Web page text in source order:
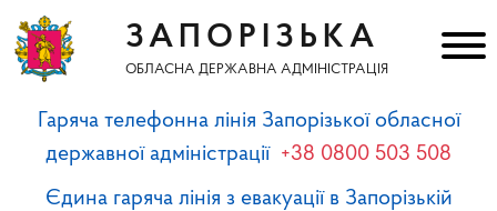
ЗАПОРІЗЬКА
ОБЛАСНА ДЕРЖАВНА АДМІНІСТРАЦІЯ
Гаряча телефонна лінія Запорізької обласної
державної адміністрації +38 0800 503 508
Єдина гаряча лінія з евакуації в Запорізькій